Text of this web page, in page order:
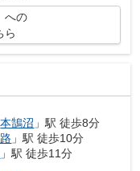
への
ら
本鵠沼 」駅 徒歩8分
」駅 徒歩10分
」駅 徒歩11分